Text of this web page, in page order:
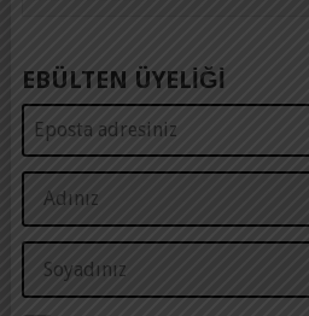
EBÜLTEN ÜYELİĞİ